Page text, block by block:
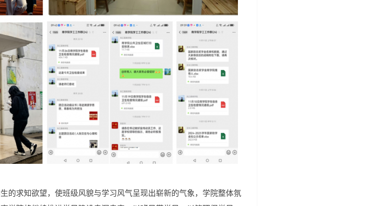
的求知欲望，使班级风貌与学习风气呈现出崭新的气象，学院整体氛